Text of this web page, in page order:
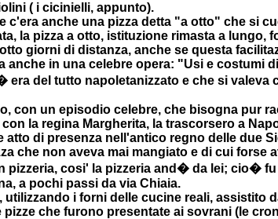
( i cicinielli, appunto).
c'era anche una pizza detta "a otto" che si
la pizza a otto, istituzione rimasta a lungo,
giorni di distanza, anche se questa
anche in una celebre opera: "Usi e costumi
era del tutto napoletanizzato e che si
con un episodio celebre, che bisogna pur
con la regina Margherita, la trascorsero a
atto di presenza nell'antico regno delle due
che non aveva mai mangiato e di cui
pizzeria, cosi' la pizzeria and� da lei; cio�
a pochi passi da via Chiaia.
utilizzando i forni delle cucine reali, assistito
pizze che furono presentate ai sovrani (le